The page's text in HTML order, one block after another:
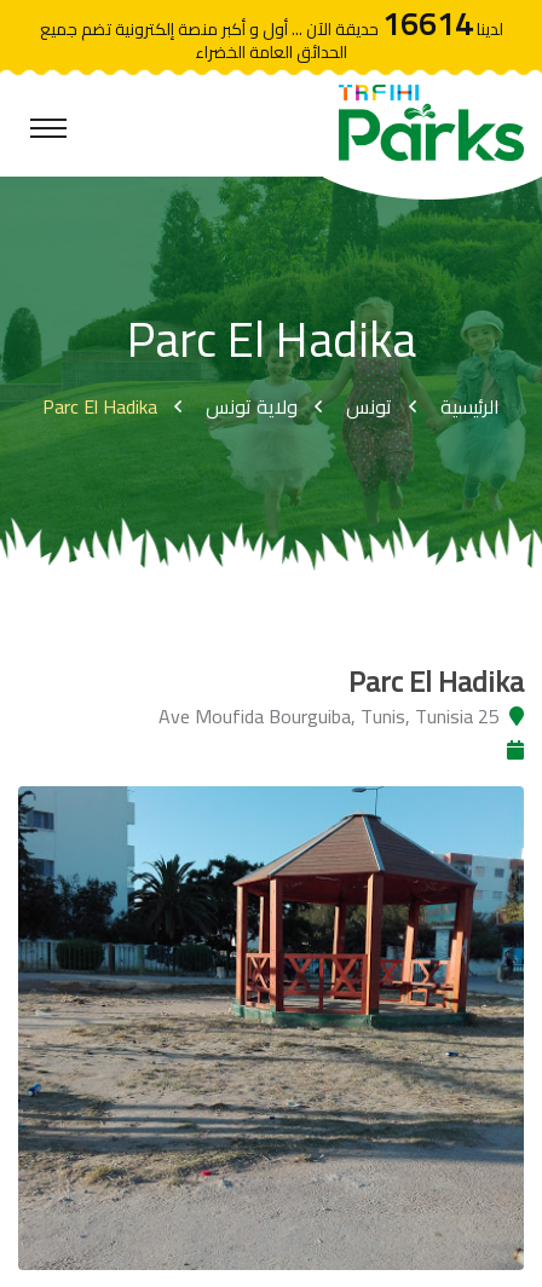
لدينا16614 حديقة الآن ... أول و أكبر منصة إلكترونية تضم جميع
الحدائق العامة الخضراء
Parc El Hadika
الرئيسية تونس ولاية تونس Parc El Hadika
Parc El Hadika
25 Ave Moufida Bourguiba, Tunis, Tunisia